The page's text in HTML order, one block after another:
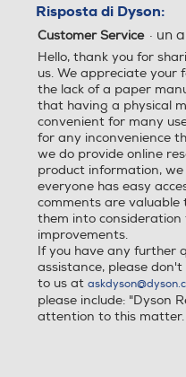
avanzata in
tutto
l'apparecchio
Potenza di
aspirazione
(modalità Min)
21 W
Risposta di Dyson:
Customer Service · un
Hello, thank you for
us. We appreciate your
the lack of a paper
that having a physical
convenient for many
for any inconvenience
we do provide online
product information,
everyone has easy
comments are valuable
them into
improvements.
If you have any further
assistance, please
to us at
please include: "Dyson
attention to this matter.